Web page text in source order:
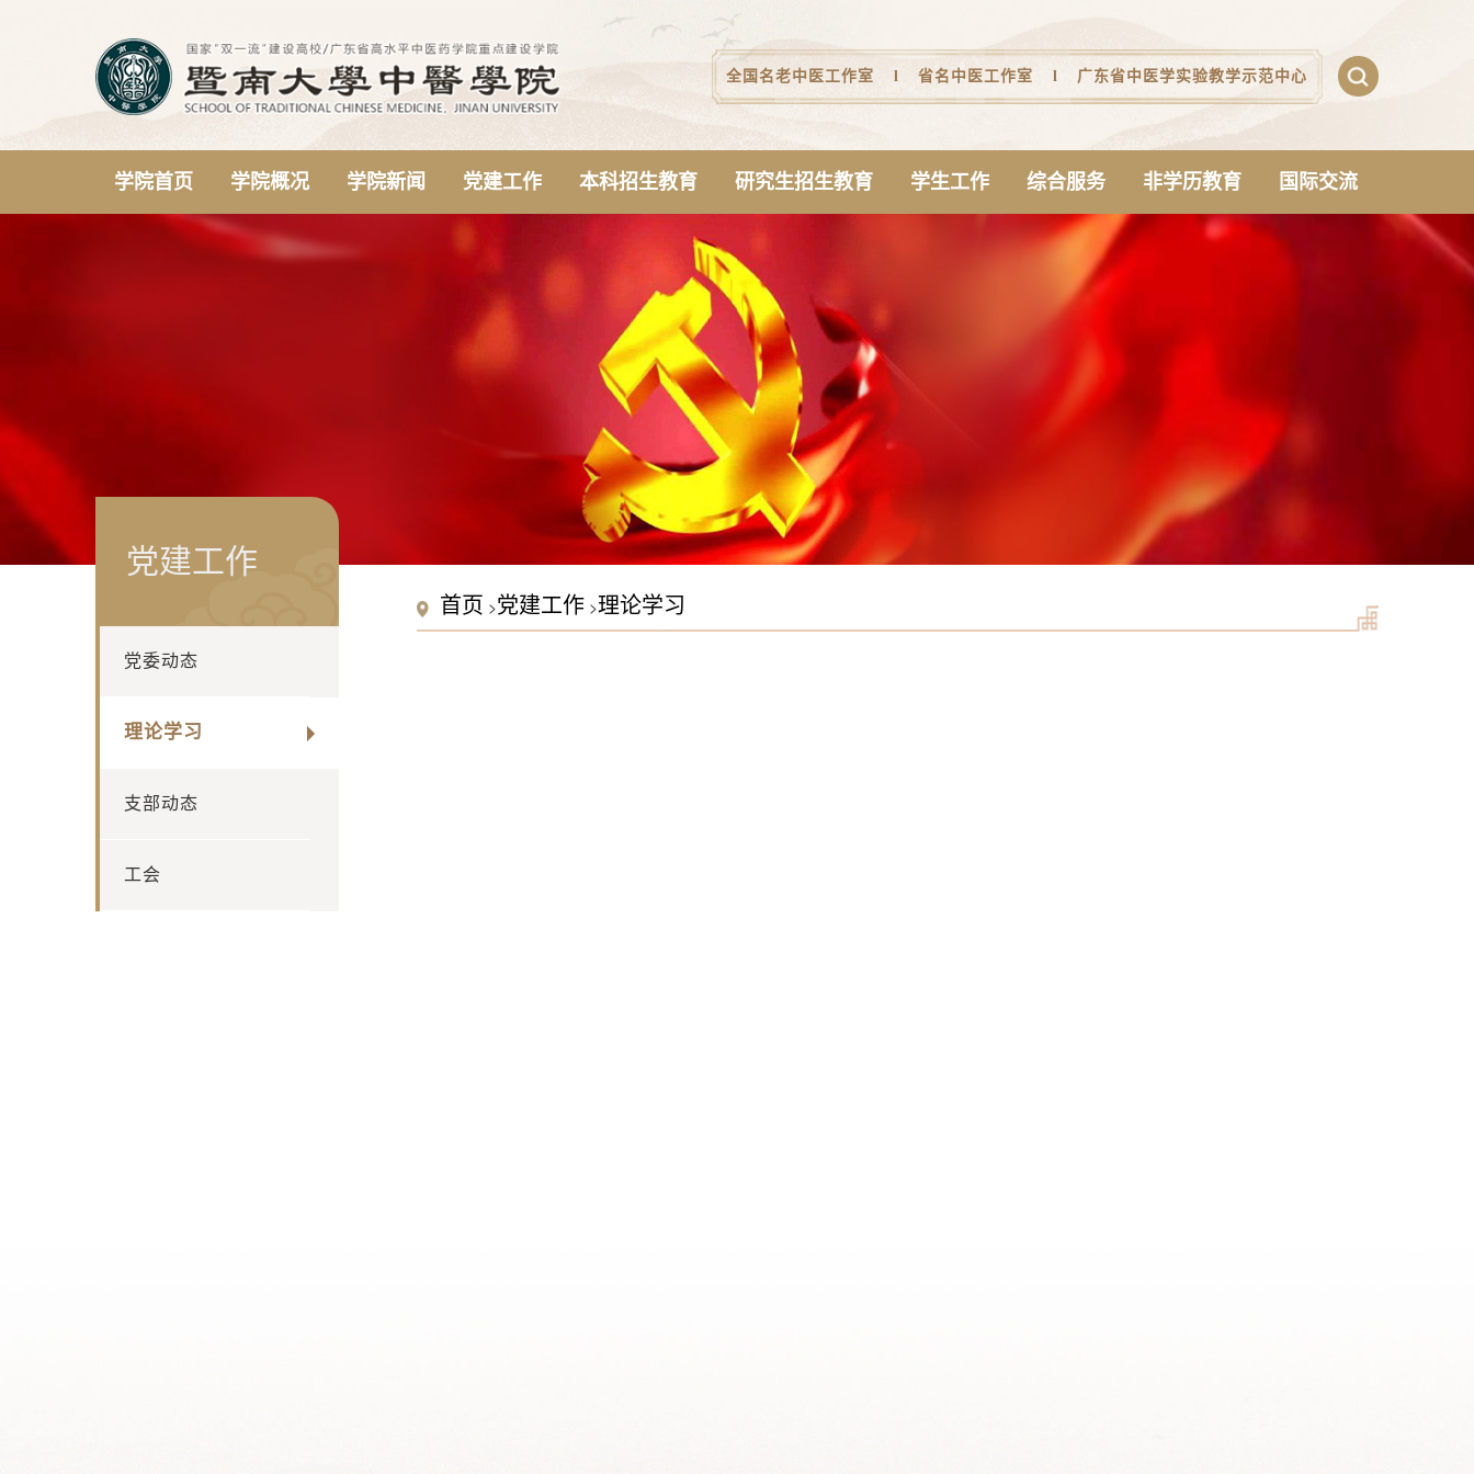
全国名老中医工作室 l 省名中医工作室 l 广东省中医学实验教学示范中心
学院首页 学院概况 学院新闻 党建工作 本科招生教育 研究生招生教育 学生工作 综合服务 非学历教育 国际交流
党建工作
党委动态
理论学习
支部动态
工会
首页 >党建工作>理论学习